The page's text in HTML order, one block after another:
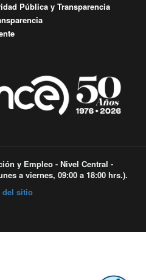
Pública y Transparencia
y Empleo - Nivel Central -
a viernes, 09:00 a 18:00 hrs.).
del sitio